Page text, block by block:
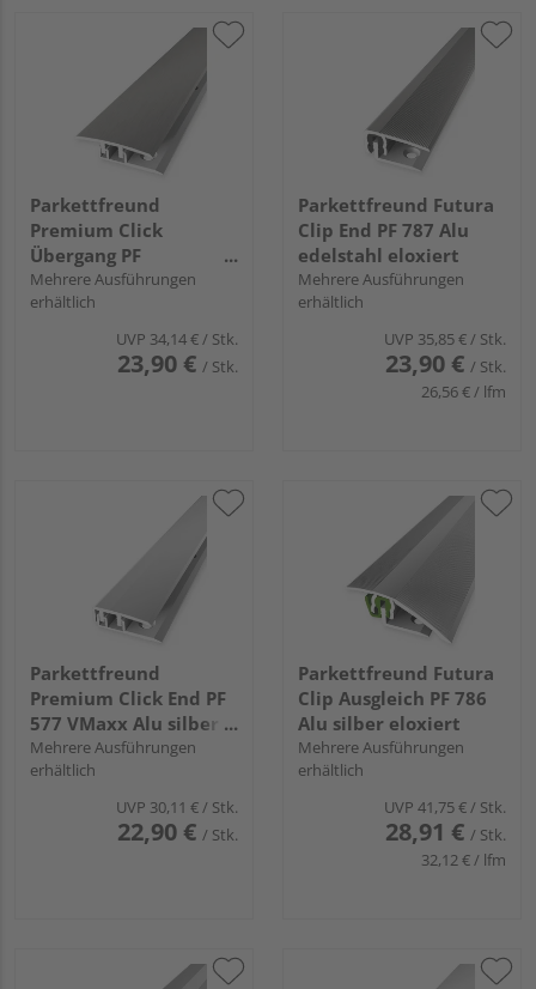
Parkettfreund
Premium Click
Übergang PF
578VMaxx Alu
edelstahl eloxiert fein
geschliffen
Mehrere Ausführungen
erhältlich
UVP 34,14 €/ Stk.
23,90 € / Stk.
Parkettfreund Futura
Clip End PF 787 Alu
edelstahl eloxiert
Mehrere Ausführungen
erhältlich
UVP 35,85 €/ Stk.
23,90 € / Stk.
26,56 € / lfm
Parkettfreund
Premium Click End PF
577 VMaxx Alu silber
eloxiert
Mehrere Ausführungen
erhältlich
UVP 30,11 €/ Stk.
22,90 € / Stk.
Parkettfreund Futura
Clip Ausgleich PF 786
Alu silber eloxiert
Mehrere Ausführungen
erhältlich
UVP 41,75 €/ Stk.
28,91 € / Stk.
32,12 € / lfm